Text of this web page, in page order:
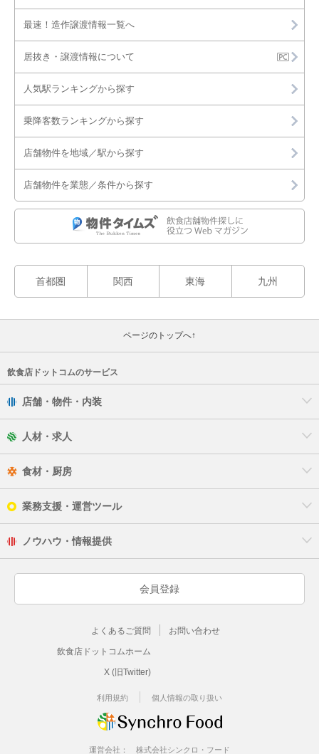
最速！造作譲渡情報一覧へ
居抜き・譲渡情報について
人気駅ランキングから探す
乗降客数ランキングから探す
店舗物件を地域／駅から探す
店舗物件を業態／条件から探す
首都圏 関西 東海 九州
ページのトップへ↑
飲食店ドットコムのサービス
店舗・物件・内装
人材・求人
食材・厨房
業務支援・運営ツール
ノウハウ・情報提供
会員登録
よくあるご質問 お問い合わせ
飲食店ドットコムホーム
X (旧Twitter)
利用規約 個人情報の取り扱い
運営会社： 株式会社シンクロ・フード